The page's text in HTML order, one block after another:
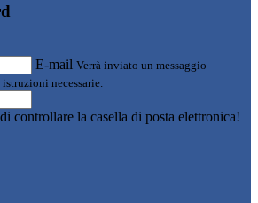
E-mail Verrà inviato un messaggio
necessarie.
controllare la casella di posta elettronica!